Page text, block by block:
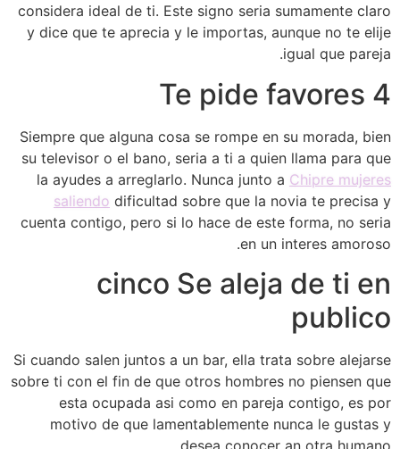
considera ideal de ti. Este signo seri­a sumamente claro
y dice que te aprecia y le importas, aunque no te elije
igual que pareja.
4 Te pide favores
Siempre que alguna cosa se rompe en su morada, bien
su televisor o el bano, seri­a a ti a quien llama para que
la ayudes a arreglarlo. Nunca junto a Chipre mujeres
saliendo dificultad sobre que la novia te precisa y
cuenta contigo, pero si lo hace de este forma, no seri­a
en un interes amoroso.
cinco Se aleja de ti en
publico
Si cuando salen juntos a un bar, ella trata sobre alejarse
sobre ti con el fin de que otros hombres no piensen que
esta ocupada asi­ como en pareja contigo, es por
motivo de que lamentablemente nunca le gustas y